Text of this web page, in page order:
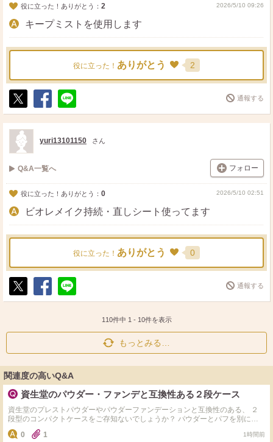
役に立った！ありがとう： 2 2026/5/10 09:26
キープミストを使用します
役に立った！ ありがとう 2
ポ
ス
ト
シ
ェ
送
る
通報する
yuri13101150 さん
Q&A一覧へ フォロー
役に立った！ありがとう： 0 2026/5/10 02:51
ビオレメイク持続・直しシート使ってます
役に立った！ ありがとう 0
ポ
シ
送
通報する
110件中 1 - 10件を表示
もっとみる…
関連度の高いQ&A
資生堂のパウダー・ファンデと互換性ある２段ケース
資生堂のプレストパウダーやパウダーファンデーションと互換性のある、 ２
段型のコンパクトケースをご存知ないでしょうか？ パウダーとパフを別に置
けて、小さいサイズが良いです。 マキアージュのコンパクト型以外にもご存
知のケースがありましたら、 色々教えていただきたいです！
0 1 1時間前